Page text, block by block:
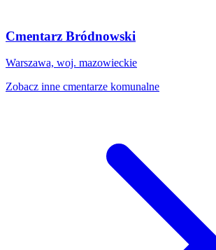
Cmentarz Bródnowski
Warszawa, woj. mazowieckie
Zobacz inne cmentarze komunalne